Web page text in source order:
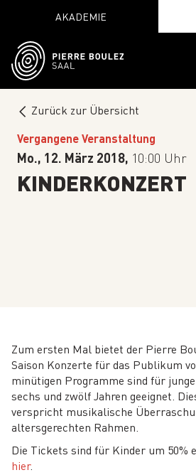
AKADEMIE
Zurück zur Übersicht
Vergangene Veranstaltung
Mo., 12. März 2018, 10:00 Uhr
KINDERKONZERT
Zum ersten Mal bietet der Pierre
Saison Konzerte für das Publikum
minütigen Programme sind für
sechs und zwölf Jahren geeignet.
verspricht musikalische
altersgerechten Rahmen.
Die Tickets sind für Kinder um 50%
hier.